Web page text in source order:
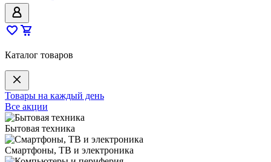
Каталог товаров
Товары на каждый день
Все акции
Бытовая техника
Смартфоны, ТВ и электроника